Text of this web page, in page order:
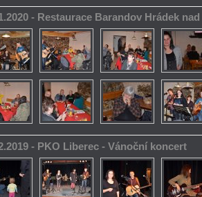
- Restaurace Barandov Hrádek
- PKO Liberec - Vánoční koncert